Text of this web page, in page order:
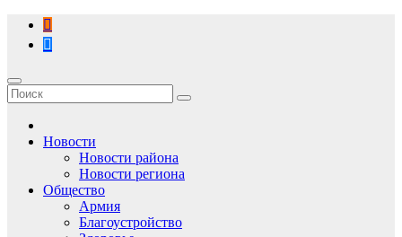
Перейти
содержимому
Новости
Новости района
Новости региона
Общество
Армия
Благоустройство